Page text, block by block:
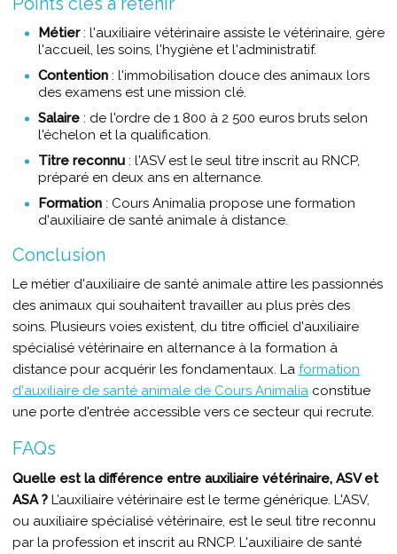
Métier: l'auxiliaire vétérinaire assiste le vétérinaire, gère
l'accueil, les soins, l'hygiène et l'administratif.
Contention: l'immobilisation douce des animaux lors
des examens est une mission clé.
Salaire: de l'ordre de 1 800 à 2 500 euros bruts selon
l'échelon et la qualification.
Titre reconnu: l'ASV est le seul titre inscrit au RNCP,
préparé en deux ans en alternance.
Formation: Cours Animalia propose une formation
d'auxiliaire de santé animale à distance.
Conclusion
Le métier d'auxiliaire de santé animale attire les passionnés
des animaux qui souhaitent travailler au plus près des
soins. Plusieurs voies existent, du titre officiel d'auxiliaire
spécialisé vétérinaire en alternance à la formation à
distance pour acquérir les fondamentaux. La formation
d'auxiliaire de santé animale de Cours Animalia constitue
une porte d'entrée accessible vers ce secteur qui recrute.
FAQs
Quelle est la différence entre auxiliaire vétérinaire, ASV et
ASA ? L’auxiliaire vétérinaire est le terme générique. L'ASV,
ou auxiliaire spécialisé vétérinaire, est le seul titre reconnu
par la profession et inscrit au RNCP. L'auxiliaire de santé